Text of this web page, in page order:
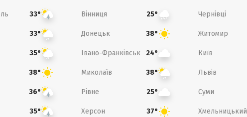
33° Вінниця 25° Чернівці
33° Донецьк 38° Житомир
35° Івано-Франківськ 24° Київ
38° Миколаїв 38° Львів
36° Рівне 25° Суми
35° Херсон 37° Хмельницький